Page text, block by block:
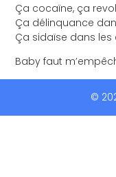
Ça cocaïne, ça
Ça délinquance
Ça sidaïse dans les
Baby faut
©